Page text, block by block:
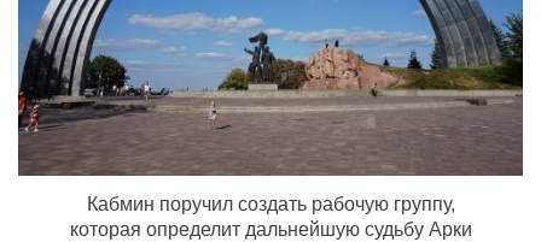
Кабмин поручил создать рабочую группу,
которая определит дальнейшую судьбу Арки